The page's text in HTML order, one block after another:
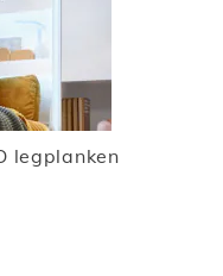
legplanken